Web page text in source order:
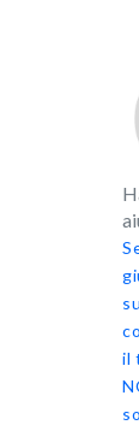
il